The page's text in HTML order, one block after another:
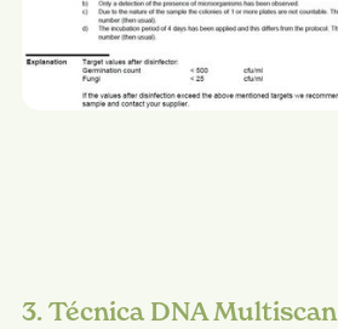
3. Técnica DNA Multiscan